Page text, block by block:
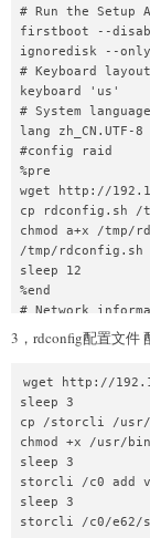
# Run the Setup
firstboot --
ignoredisk --
# Keyboard
keyboard 'us'
# System language
lang zh_CN.UTF-8
#config raid
%pre
wget http://
cp rdconfig.sh /
chmod a+x /tmp/
/tmp/rdconfig.sh
sleep 12
%end
# Network
network  --
network  --
reboot
# Root password
rootpw --iscrypted
# System services
services --
# System timezone
timezone Asia/
user --name=admin
3，rdconfig配置文件
wget http://
sleep 3
cp /storcli /usr/
chmod +x /usr/
sleep 3
storcli /c0 add
sleep 3
storcli /c0/e62/